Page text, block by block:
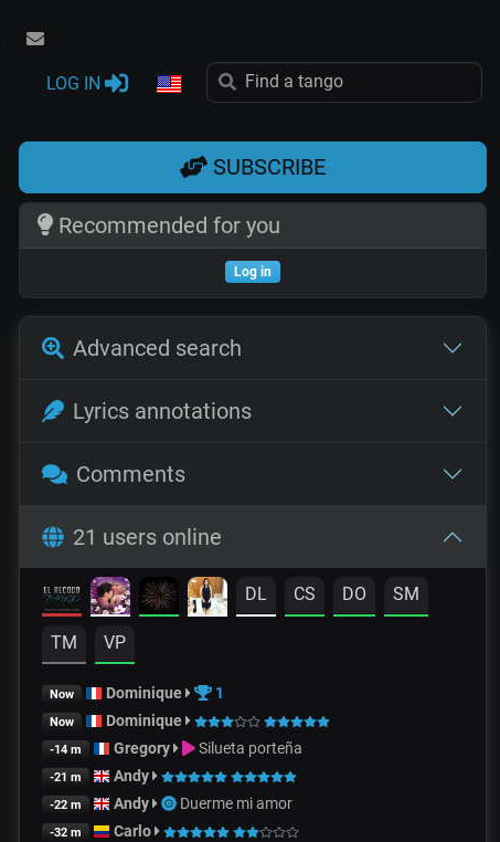
LOG IN
SUBSCRIBE
Recommended for you
Log in
Advanced search
Lyrics annotations
Comments
21 users online
DL CS DO SM
TM VP
Now Dominique 1
Now Dominique
-14 m Gregory Silueta porteña
-21 m Andy
-22 m Andy Duerme mi amor
-32 m Carlo